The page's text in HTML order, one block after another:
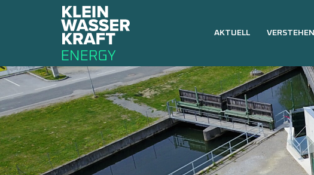
AKTUELL VERSTEHEN